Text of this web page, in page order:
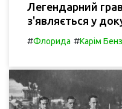
Легендарний
з'являється у
#Флорида #Карім